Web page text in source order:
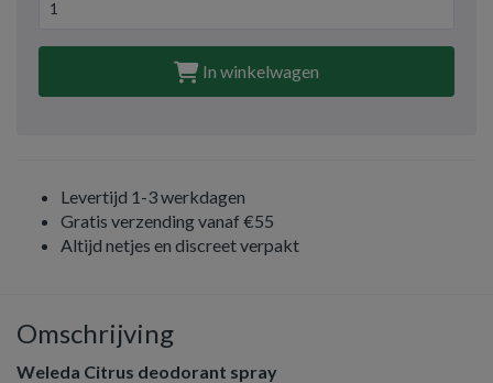
In winkelwagen
Levertijd 1-3 werkdagen
Gratis verzending vanaf €55
Altijd netjes en discreet verpakt
Omschrijving
Weleda Citrus deodorant spray